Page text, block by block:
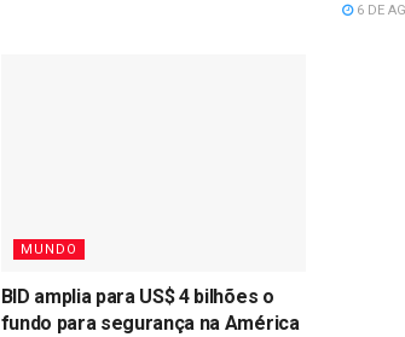
6 DE
MUNDO
BID amplia para US$ 4 bilhões o
fundo para segurança na América